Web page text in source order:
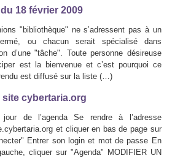
18 février 2009
"bibliothèque" ne s’adressent pas à un
ou chacun serait spécialisé dans
d’une "tâche". Toute personne désireuse
est la bienvenue et c’est pourquoi ce
est diffusé sur la liste (…)
site cybertaria.org
de l’agenda Se rendre à l’adresse
et cliquer en bas de page sur
Entrer son login et mot de passe En
cliquer sur "Agenda" MODIFIER UN